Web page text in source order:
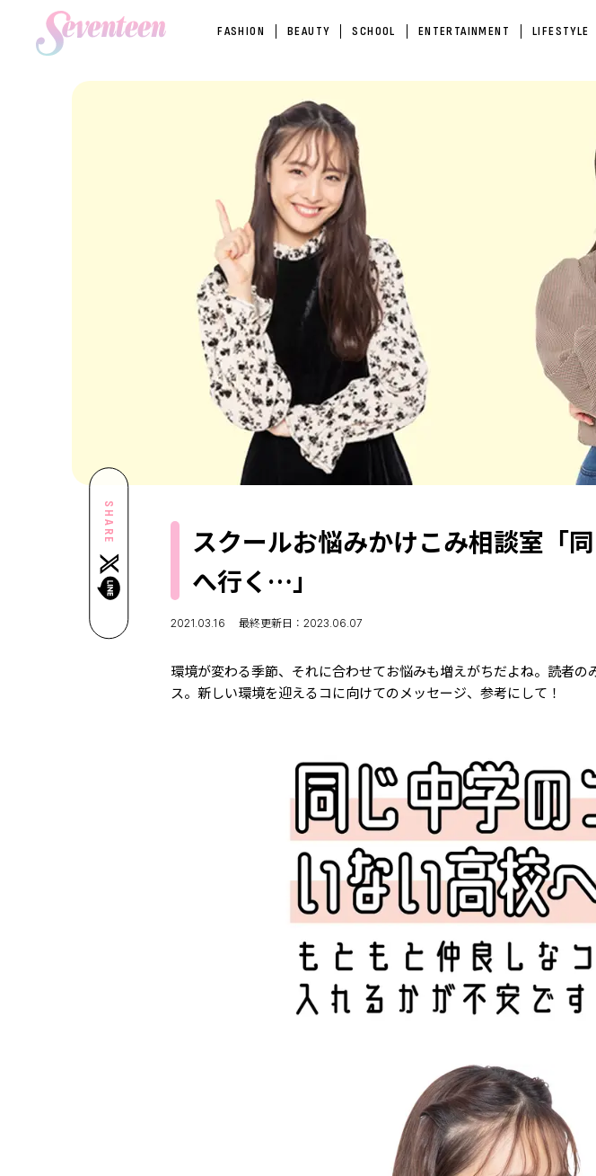
FASHION BEAUTY SCHOOL ENTERTAINMENT LIFESTYLE
SHARE
スクールお悩みかけこみ相談室「
へ行く…」
2021.03.16 最終更新日：2023.06.07
環境が変わる季節、それに合わせてお悩みも増えがちだよね。読者
ス。新しい環境を迎えるコに向けてのメッセージ、参考にして！